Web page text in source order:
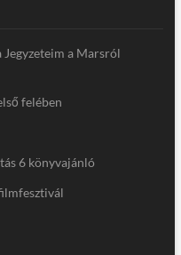
a Marsról
felében
6 könyvajánló